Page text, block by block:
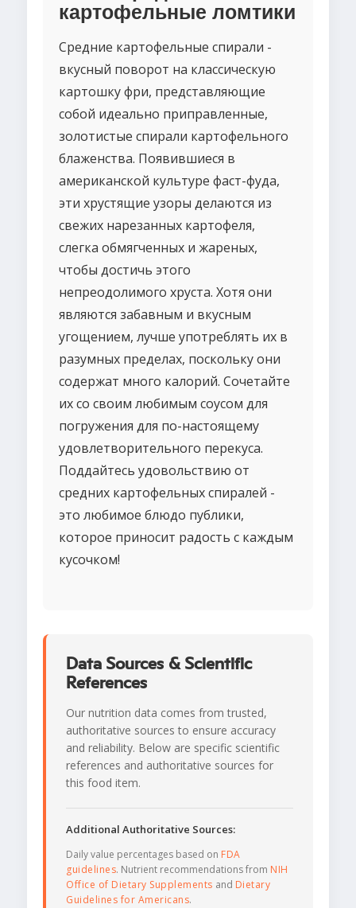
картофельные ломтики
Средние картофельные спирали -
вкусный поворот на классическую
картошку фри, представляющие
собой идеально приправленные,
золотистые спирали картофельного
блаженства. Появившиеся в
американской культуре фаст-фуда,
эти хрустящие узоры делаются из
свежих нарезанных картофеля,
слегка обмягченных и жареных,
чтобы достичь этого
непреодолимого хруста. Хотя они
являются забавным и вкусным
угощением, лучше употреблять их в
разумных пределах, поскольку они
содержат много калорий. Сочетайте
их со своим любимым соусом для
погружения для по-настоящему
удовлетворительного перекуса.
Поддайтесь удовольствию от
средних картофельных спиралей -
это любимое блюдо публики,
которое приносит радость с каждым
кусочком!
Data Sources & Scientific
References
Our nutrition data comes from trusted,
authoritative sources to ensure accuracy
and reliability. Below are specific scientific
references and authoritative sources for
this food item.
Additional Authoritative Sources:
Daily value percentages based on FDA
guidelines. Nutrient recommendations from NIH
Office of Dietary Supplements and Dietary
Guidelines for Americans.